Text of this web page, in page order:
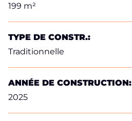
199 m²
TYPE DE CONSTR.:
Traditionnelle
ANNÉE DE CONSTRUCTION:
2025